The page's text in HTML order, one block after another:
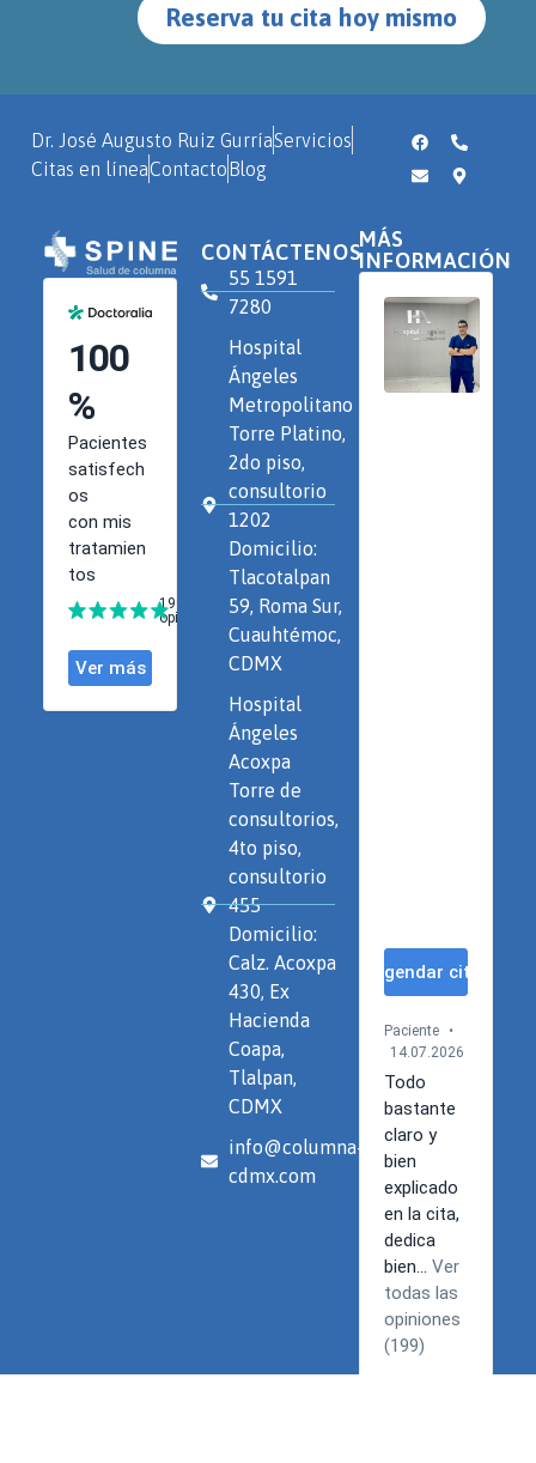
Reserva tu cita hoy mismo
Dr. José Augusto Ruiz GurríaServicios
Citas en líneaContactoBlog
CONTÁCTENOS
55 1591
7280
Hospital
Ángeles
Metropolitano
Torre Platino,
2do piso,
consultorio
1202
Domicilio:
Tlacotalpan
59, Roma Sur,
Cuauhtémoc,
CDMX
Hospital
Ángeles
Acoxpa
Torre de
consultorios,
4to piso,
consultorio
455
Domicilio:
Calz. Acoxpa
430, Ex
Hacienda
Coapa,
Tlalpan,
CDMX
info@columna-
cdmx.com
MÁS
INFORMACIÓN